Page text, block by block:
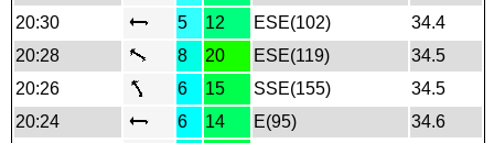
20:30
5 12 ESE(102)
34.4
20:28
8 20 ESE(119)
34.5
20:26
6 15 SSE(155)
34.5
20:24
6 14 E(95)
34.6